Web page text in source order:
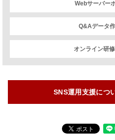
Webサーバー
Q&Aデータ
オンライン研
SNS運用支援につ